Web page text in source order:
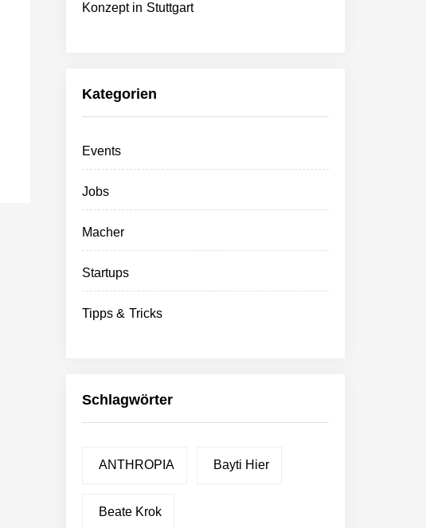
Konzept in Stuttgart
Kategorien
Events
Jobs
Macher
Startups
Tipps & Tricks
Schlagwörter
ANTHROPIA Bayti Hier
Beate Krok